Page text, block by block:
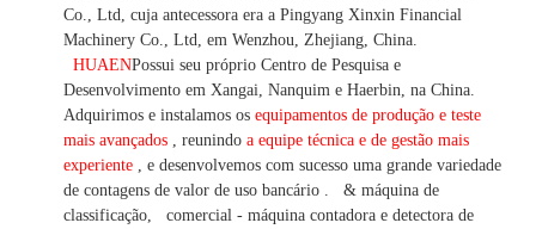
Co., Ltd, cuja antecessora era a Pingyang Xinxin Financial
Machinery Co., Ltd, em Wenzhou, Zhejiang, China.
HUAENPossui seu próprio Centro de Pesquisa e
Desenvolvimento em Xangai, Nanquim e Haerbin, na China.
Adquirimos e instalamos os equipamentos de produção e teste
mais avançados , reunindo a equipe técnica e de gestão mais
experiente
e desenvolvemos com sucesso uma grande variedade
de contagens de valor de uso bancário
& máquina de
classificação,
comercial - máquina contadora e detectora de